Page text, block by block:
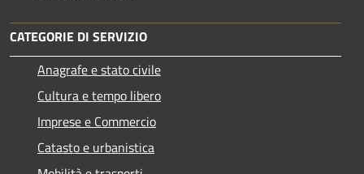
CATEGORIE DI SERVIZIO
Anagrafe e stato civile
Cultura e tempo libero
Imprese e Commercio
Catasto e urbanistica